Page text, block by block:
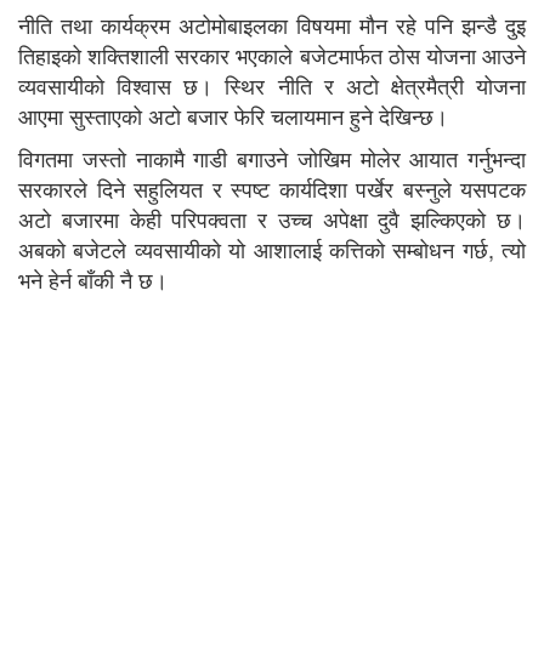
नीति तथा कार्यक्रम अटोमोबाइलका विषयमा मौन रहे पनि झन्डै दुइ
तिहाइको शक्तिशाली सरकार भएकाले बजेटमार्फत ठोस योजना आउने
व्यवसायीको विश्वास छ। स्थिर नीति र अटो क्षेत्रमैत्री योजना
आएमा सुस्ताएको अटो बजार फेरि चलायमान हुने देखिन्छ।
विगतमा जस्तो नाकामै गाडी बगाउने जोखिम मोलेर आयात गर्नुभन्दा
सरकारले दिने सहुलियत र स्पष्ट कार्यदिशा पर्खेर बस्नुले यसपटक
अटो बजारमा केही परिपक्वता र उच्च अपेक्षा दुवै झल्किएको छ।
अबको बजेटले व्यवसायीको यो आशालाई कत्तिको सम्बोधन गर्छ, त्यो
भने हेर्न बाँकी नै छ।